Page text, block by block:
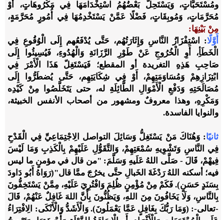
ومُسْتَحَبَّاتٍ، وَيَسْتَحِلُّ بَعْضُهُمُ اسْتِخْدَامَهَا فِي مَكْرُوهَاتٍ، أَوْ
مُحَرَّمَاتٍ، وَمُوبِقَاتٍ، فَضْلًا عَمَّنْ يَسْتَخْدِمُهَا فِي أُمُورٍ مُحَرَّمَةٍ،
مِنْ بَيْنِهَا:
أَوَّلًا: اسْتِفْزَازُ النَّاسِ وَإِثَارَتُهُم، حَتَّى يُدْفَعُهم إِلَى الْوُقُوعِ فِي
الْخَطَأِ، أَوِ الْخُرُوجِ عَنْ طَوْرِ الرَّزَانَةِ وَالْهُدُوءِ، فَيُسِيئُوا إِلَى
صَاحِبِ هَذِهِ التغريدة أو المقطع؛ فَيَسْتَغِلّ هَذَا الْأَمْرَ فِي
ابْتِزَازِهِمْ وَمُسَاوَمَتِهِمْ، أَوْ فِي شِكَايَتِهِم، حَتَّى يُضطَرُّوا إِلَى
مُصَالَحَتِهِ وَدَفْعِ الْأَمْوَالِ الطَّائِلَةِ له، حتى يَتَخَلَّصُوا مِنْ كَيْدِه
وَمَكْرِهِ، وهذا معروفٌ ومشهور من أصحاب الأنفس الخبيثة،
والنوايا الفاسدة.
ثانيًا: وَهُنَاكَ مَنْ يَسْتَغِلُّ وَسَائِلَ التواصل الِاجْتِمَاعِيِّ فِي الْقَدْحِ
فِي النَّاسِ وَتَشْوِيهِ سُمْعَتِهِمْ، وَالتَّقَوُّلِ عَلَيْهِمْ بِالْكَذِبِ وَمَا لَيْسَ
فِيهْمْ، قَالَ - صَلَّى اللهُ عَلَيهِ وَسَلَّمَ: "من قال في مؤمنٍ ما ليس
فيه؛ أسكنه اللهُ رَدْغَةَ الخَبالِ حتَّى يخرُجَ ممَّا قال"(رَوَاهُ أَبُو دَاودَ
بِسَنَدٍ حَسَنٍ). فَكَمْ مِنْ مُؤْمِنٍ ظُلِمَ وَافْتُرِيَ عَلَيْهِ، مِمَّنْ يَسْتَخِفُّونَ
بِالنَّاسِ، وَلَا يَخَافُونَ مِنَ اللهِ، وَيَظُنُّونَ بِأَنَّ اللهَ غَافِلٌ عَنْهُمْ، قَالَ
-تعالى-: (وَمَا رَبُّكَ بِغَافِلٍ عَمَّا يَعْمَلُونَ). وَالْأَشَدُّ وَالْأَنْكَى: الِافْتِرَاءُ